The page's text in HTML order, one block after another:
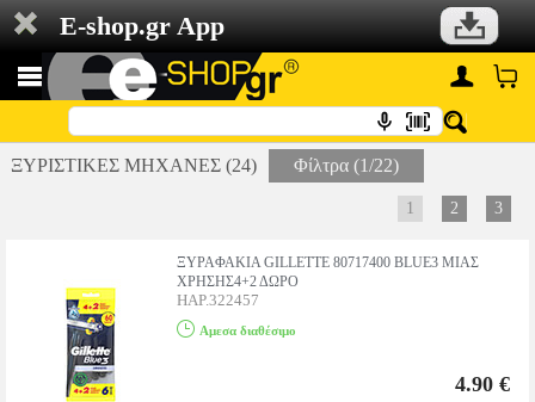
E-shop.gr App
ΞΥΡΙΣΤΙΚΕΣ ΜΗΧΑΝΕΣ (24) Φίλτρα (1/22)
1 2 3
ΞΥΡΑΦΑΚΙΑ GILLETTE 80717400 BLUE3 ΜΙΑΣ
ΧΡΗΣΗΣ4+2 ΔΩΡΟ
HAP.322457
Αμεσα διαθέσιμο
4.90 €